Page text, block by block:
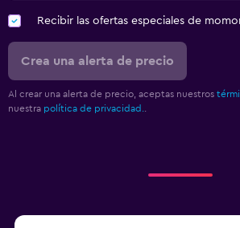
Recibir las ofertas especiales de
Crea una alerta de precio
Al crear una alerta de precio, aceptas nuestros
nuestra política de privacidad.